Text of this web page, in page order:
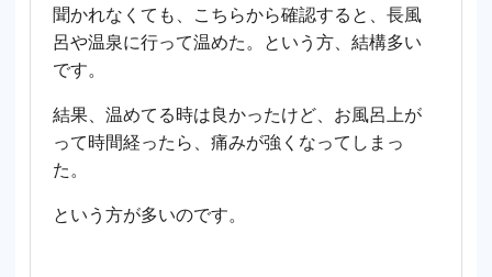
聞かれなくても、こちらから確認すると、長風
呂や温泉に行って温めた。という方、結構多い
です。
結果、温めてる時は良かったけど、お風呂上が
って時間経ったら、痛みが強くなってしまっ
た。
という方が多いのです。